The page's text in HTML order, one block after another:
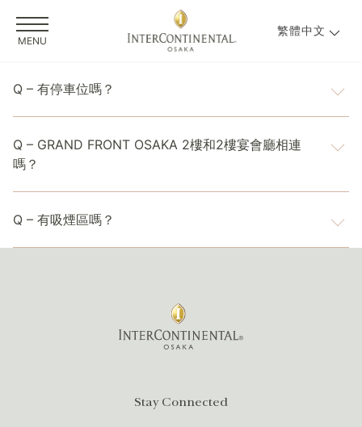
MENU
繁體中文
Q – 有停車位嗎？
時。
Q – GRAND FRONT OSAKA 2樓和2樓宴會廳相連
嗎？
Q – 有吸煙區嗎？
Stay Connected